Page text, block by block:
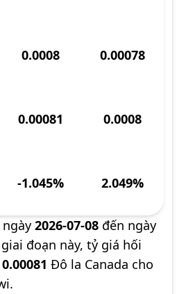
0.0008 0.00078
0.00081 0.0008
-1.045% 2.049%
2026-07-08 đến ngày
đoạn này, tỷ giá hối
0.00081 Đô la Canada cho